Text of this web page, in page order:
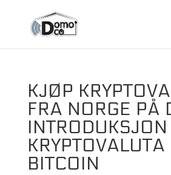
KJØP
FRA NORGE PÅ
KRYPTOVALUTA
BITCOIN